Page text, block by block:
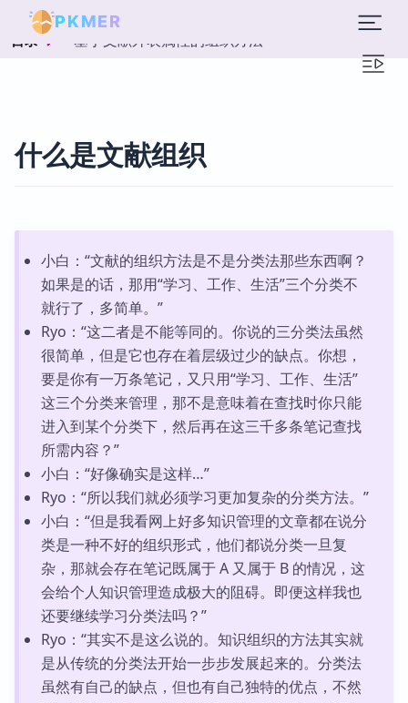
PKMER
目录 基于文献外表属性的组织方法
什么是文献组织
小白：“文献的组织方法是不是分类法那些东西啊？
如果是的话，那用“学习、工作、生活”三个分类不
就行了，多简单。”
Ryo：“这二者是不能等同的。你说的三分类法虽然
很简单，但是它也存在着层级过少的缺点。你想，
要是你有一万条笔记，又只用“学习、工作、生活”
这三个分类来管理，那不是意味着在查找时你只能
进入到某个分类下，然后再在这三千多条笔记查找
所需内容？”
小白：“好像确实是这样…”
Ryo：“所以我们就必须学习更加复杂的分类方法。”
小白：“但是我看网上好多知识管理的文章都在说分
类是一种不好的组织形式，他们都说分类一旦复
杂，那就会存在笔记既属于 A 又属于 B 的情况，这
会给个人知识管理造成极大的阻碍。即便这样我也
还要继续学习分类法吗？”
Ryo：“其实不是这么说的。知识组织的方法其实就
是从传统的分类法开始一步步发展起来的。分类法
虽然有自己的缺点，但也有自己独特的优点，不然